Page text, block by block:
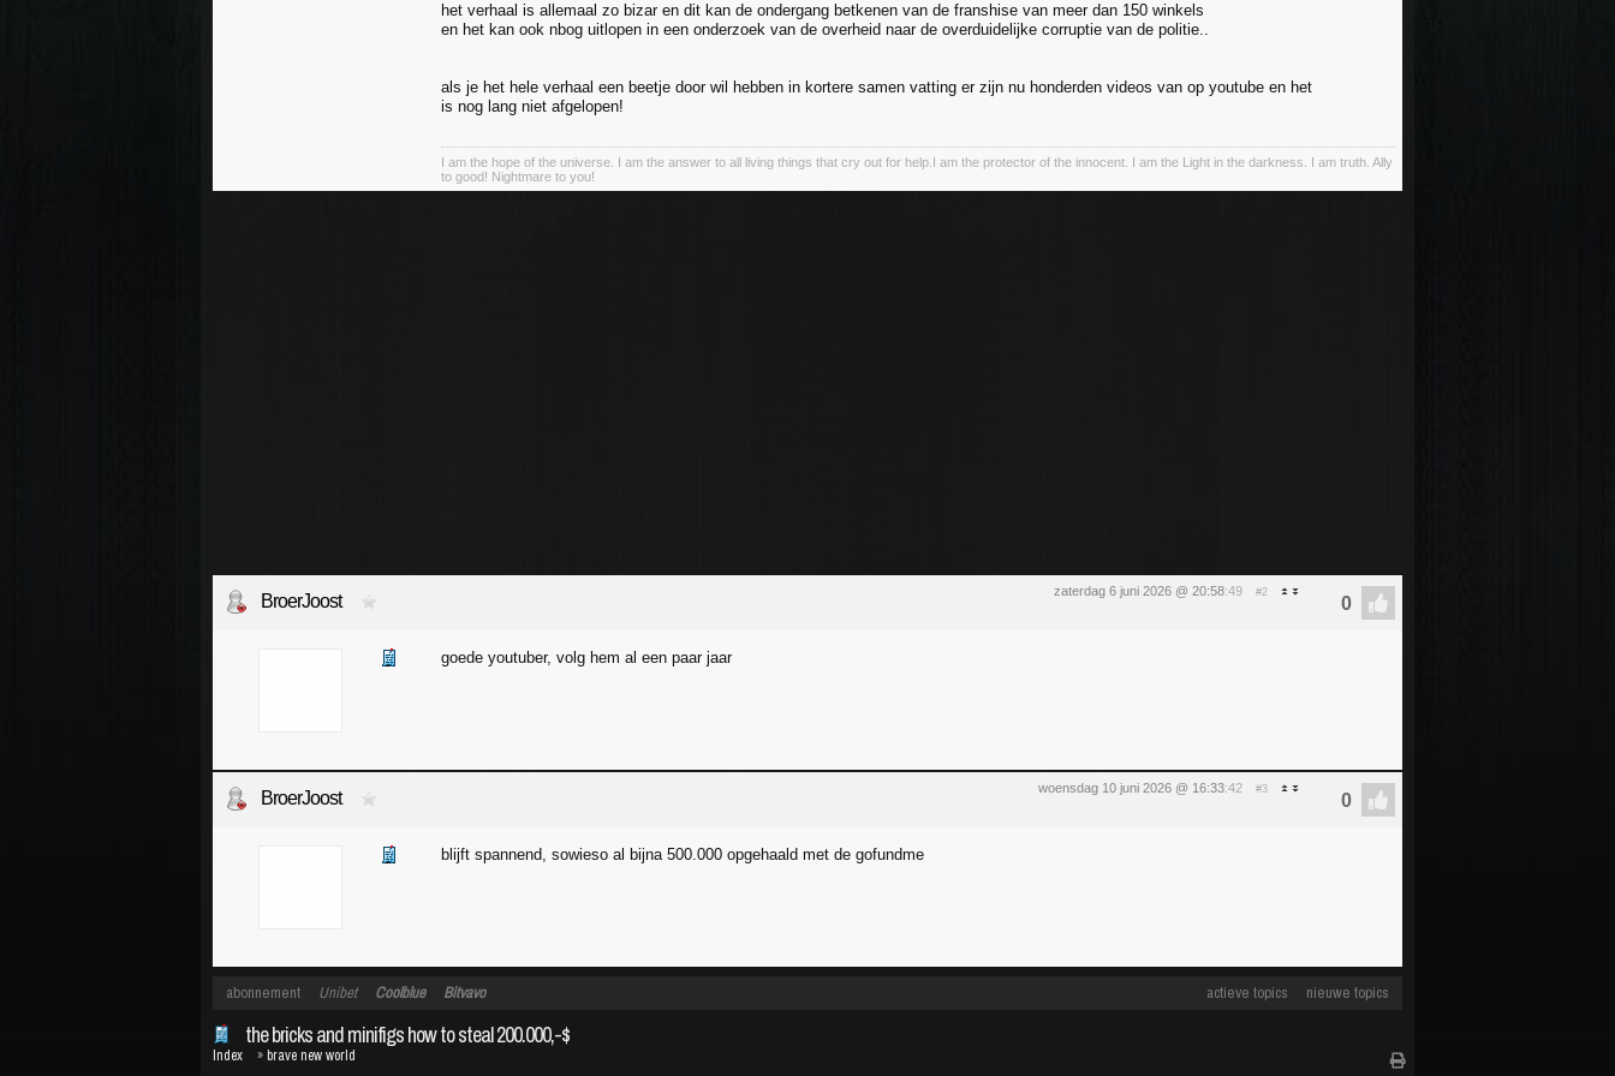
het verhaal is allemaal zo bizar en dit kan de ondergang betkenen van de franshise van meer dan 150 winkels
en het kan ook nbog uitlopen in een onderzoek van de overheid naar de overduidelijke corruptie van de politie..
als je het hele verhaal een beetje door wil hebben in kortere samen vatting er zijn nu honderden videos van op youtube en het
is nog lang niet afgelopen!
I am the hope of the universe. I am the answer to all living things that cry out for help.I am the protector of the innocent. I am the Light in the darkness. I am truth. Ally
to good! Nightmare to you!
zaterdag 6 juni 2026 @ 20:58:49 #2
BroerJoost
goede youtuber, volg hem al een paar jaar
woensdag 10 juni 2026 @ 16:33:42 #3
BroerJoost
blijft spannend, sowieso al bijna 500.000 opgehaald met de gofundme
actieve topics nieuwe topics
abonnement Unibet Coolblue Bitvavo
the bricks and minifigs how to steal 200.000,-$
Index »brave new world